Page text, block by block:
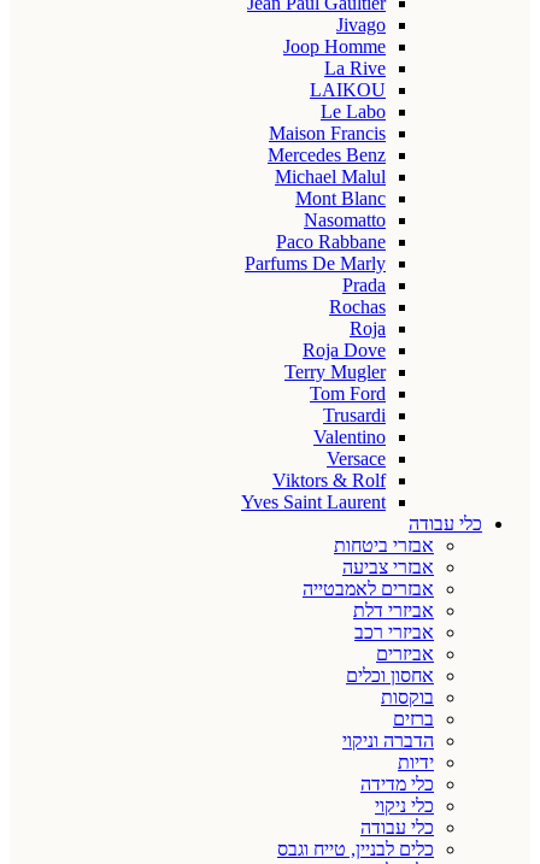
Jivago
Joop Homme
La Rive
LAIKOU
Le Labo
Maison Francis
Mercedes Benz
Michael Malul
Mont Blanc
Nasomatto
Paco Rabbane
Parfums De Marly
Prada
Rochas
Roja
Roja Dove
Terry Mugler
Tom Ford
Trusardi
Valentino
Versace
Viktors & Rolf
Yves Saint Laurent
כלי עבודה
אבזרי ביטחות
אבזרי צביעה
אבזרים לאמבטייה
אביזרי דלת
אביזרי רכב
אביזרים
אחסון וכלים
בוקסות
ברזים
הדברה וניקוי
ידיות
כלי מדידה
כלי ניקוי
כלי עבודה
כלים לבניין, טייח וגבס